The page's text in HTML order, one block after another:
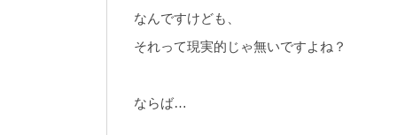
なんですけども、
それって現実的じゃ無いですよね？
ならば…